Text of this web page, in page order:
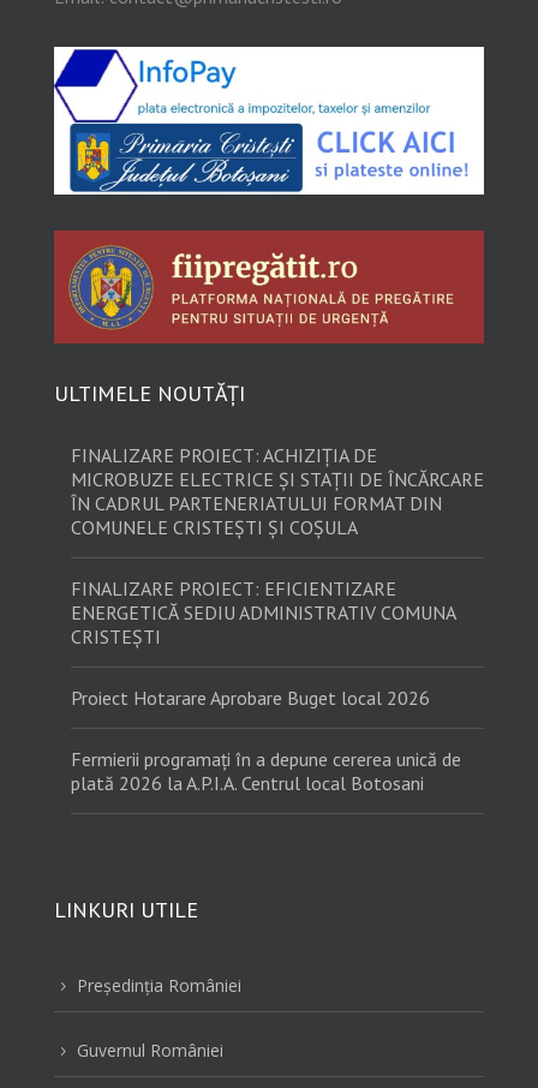
ULTIMELE NOUTĂȚI
FINALIZARE PROIECT: ACHIZIȚIA DE
MICROBUZE ELECTRICE ȘI STAȚII DE ÎNCĂRCARE
ÎN CADRUL PARTENERIATULUI FORMAT DIN
COMUNELE CRISTEȘTI ȘI COȘULA
FINALIZARE PROIECT: EFICIENTIZARE
ENERGETICĂ SEDIU ADMINISTRATIV COMUNA
CRISTEȘTI
Proiect Hotarare Aprobare Buget local 2026
Fermierii programați în a depune cererea unică de
plată 2026 la A.P.I.A. Centrul local Botosani
LINKURI UTILE
5 Preşedinţia României
5 Guvernul României